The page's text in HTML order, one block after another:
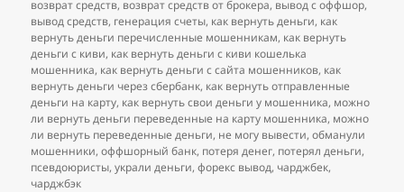
возврат средств, возврат средств от брокера, вывод с оффшор,
вывод средств, генерация счеты, как вернуть деньги, как
вернуть деньги перечисленные мошенникам, как вернуть
деньги с киви, как вернуть деньги с киви кошелька
мошенника, как вернуть деньги с сайта мошенников, как
вернуть деньги через сбербанк, как вернуть отправленные
деньги на карту, как вернуть свои деньги у мошенника, можно
ли вернуть деньги переведенные на карту мошенника, можно
ли вернуть переведенные деньги, не могу вывести,обманули
мошенники,оффшорный банк, потеря денег, потерял деньги,
псевдоюристы,украли деньги,форекс вывод, чарджбек,
чарджбэк